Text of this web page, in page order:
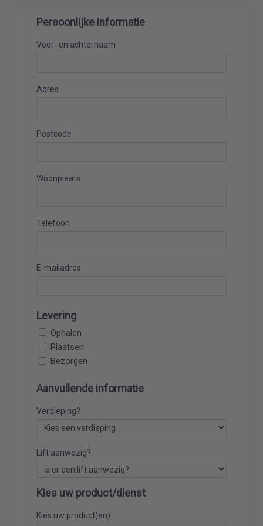
Persoonlijke informatie
Voor- en achternaam
Adres
Postcode
Woonplaats
Telefoon
E-mailadres
Levering
Ophalen
Plaatsen
Bezorgen
Aanvullende informatie
Verdieping?
Lift aanwezig?
Kies uw product/dienst
Kies uw product(en)